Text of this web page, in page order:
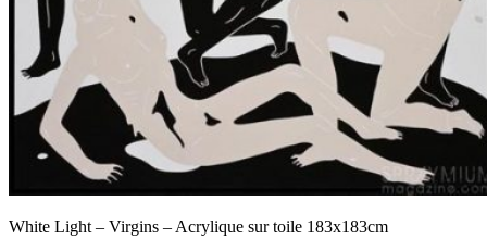
White Light – Virgins – Acrylique sur toile 183x183cm